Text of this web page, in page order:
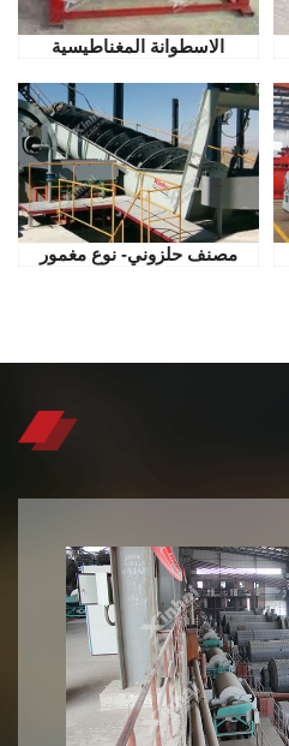
الاسطوانة المغناطيسية
مصنف حلزوني- نوع مغمور